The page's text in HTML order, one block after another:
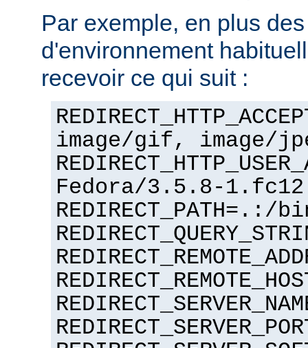
Par exemple, en plus
d'environnement
recevoir ce qui suit :
image/gif, image/
Fedora/3.5.8-